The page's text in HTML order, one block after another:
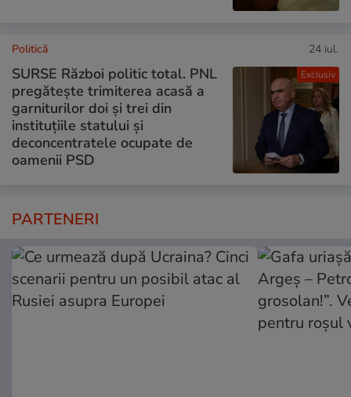
Exclusiv
Politică 24 iul.
SURSE Război politic total. PNL
pregătește trimiterea acasă a
garniturilor doi și trei din
instituțiile statului și
deconcentratele ocupate de
oamenii PSD
PARTENERI